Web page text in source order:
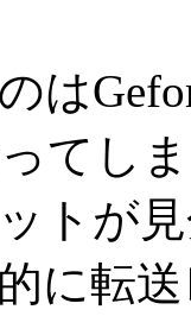
は
てし
トが
に転